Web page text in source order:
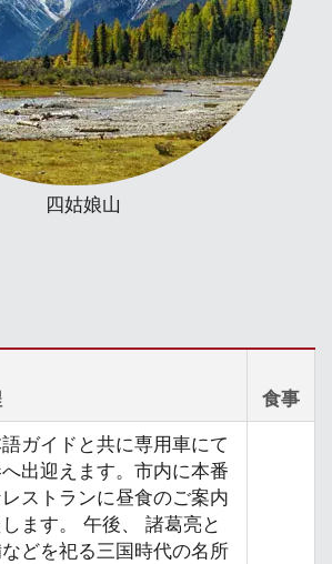
四姑娘山
食事
語ガイドと共に専用車にて
出迎えます。市内に本番
ストランに昼食のご案内
ます。 午後、 諸葛亮と
どを祀る三国時代の名所